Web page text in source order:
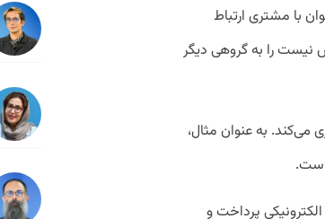
با مشتری ارتباط
نیست را به گروهی دیگر
به عنوان مثال،
پرداخت و